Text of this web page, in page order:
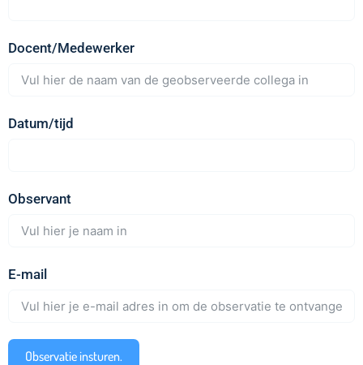
Docent/Medewerker
Datum/tijd
Observant
E-mail
Observatie insturen.